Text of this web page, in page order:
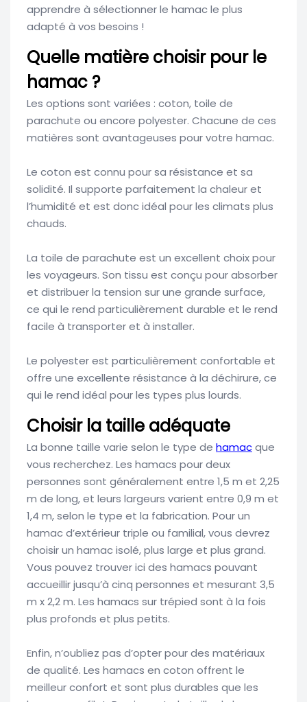
apprendre à sélectionner le hamac le plus
adapté à vos besoins !
Quelle matière choisir pour le
hamac ?
Les options sont variées : coton, toile de
parachute ou encore polyester. Chacune de ces
matières sont avantageuses pour votre hamac.
Le coton est connu pour sa résistance et sa
solidité. Il supporte parfaitement la chaleur et
l’humidité et est donc idéal pour les climats plus
chauds.
La toile de parachute est un excellent choix pour
les voyageurs. Son tissu est conçu pour absorber
et distribuer la tension sur une grande surface,
ce qui le rend particulièrement durable et le rend
facile à transporter et à installer.
Le polyester est particulièrement confortable et
offre une excellente résistance à la déchirure, ce
qui le rend idéal pour les types plus lourds.
Choisir la taille adéquate
La bonne taille varie selon le type de hamacque
vous recherchez. Les hamacs pour deux
personnes sont généralement entre 1,5 m et 2,25
m de long, et leurs largeurs varient entre 0,9 m et
1,4 m, selon le type et la fabrication. Pour un
hamac d’extérieur triple ou familial, vous devrez
choisir un hamac isolé, plus large et plus grand.
Vous pouvez trouver ici des hamacs pouvant
accueillir jusqu’à cinq personnes et mesurant 3,5
m x 2,2 m. Les hamacs sur trépied sont à la fois
plus profonds et plus petits.
Enfin, n’oubliez pas d’opter pour des matériaux
de qualité. Les hamacs en coton offrent le
meilleur confort et sont plus durables que les